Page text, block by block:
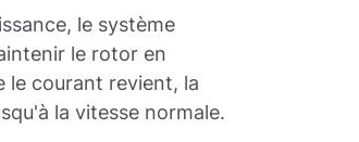
le système
le rotor en
le courant revient, la
la vitesse normale.